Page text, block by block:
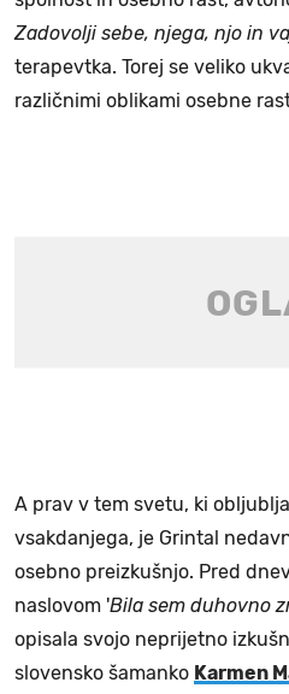
Zadovolji sebe, njega, njo in
terapevtka. Torej se veliko
različnimi oblikami osebne
A prav v tem svetu, ki
vsakdanjega, je Grintal
osebno preizkušnjo. Pred
naslovom 'Bila sem duhovno
opisala svojo neprijetno
slovensko šamanko Karmen